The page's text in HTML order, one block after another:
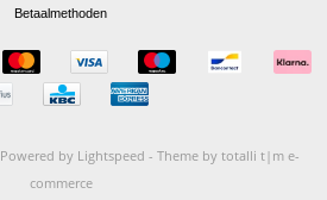
Betaalmethoden
Powered by Lightspeed - Theme by totalli t|m e-
commerce